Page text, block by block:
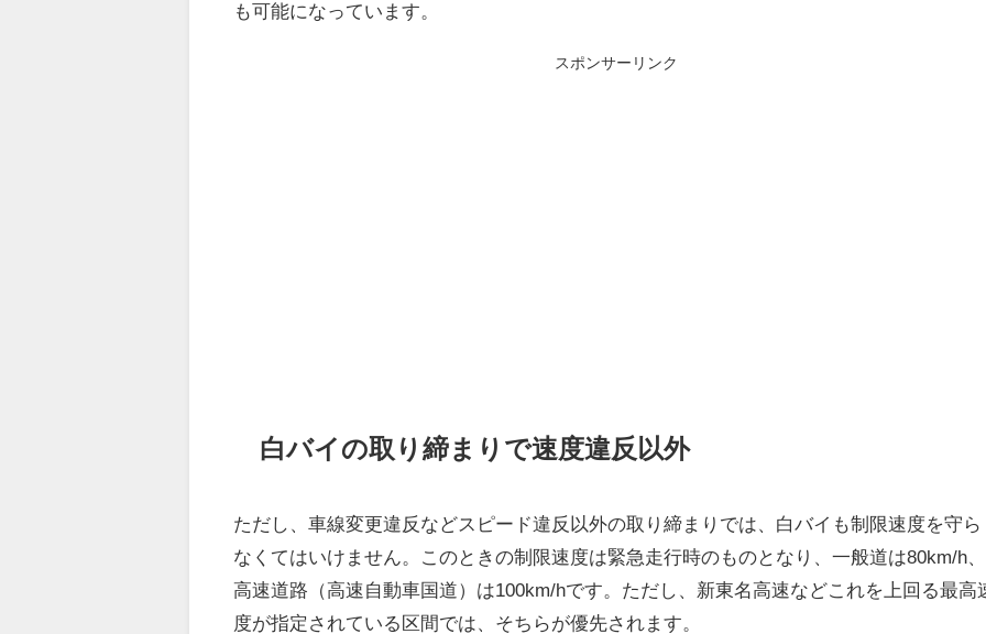
も可能になっています。
スポンサーリンク
白バイの取り締まりで速度違反以外
ただし、車線変更違反などスピード違反以外の取り締まりでは、白バイも制限速度を守ら
なくてはいけません。このときの制限速度は緊急走行時のものとなり、一般道は80km/h、
高速道路（高速自動車国道）は100km/hです。ただし、新東名高速などこれを上回る最高
度が指定されている区間では、そちらが優先されます。